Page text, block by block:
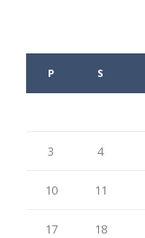
P S
3 4
10 11
17 18